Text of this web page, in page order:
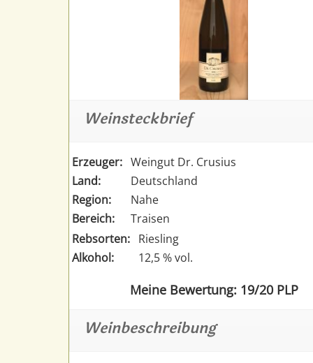
Weinsteckbrief
Erzeuger: Weingut Dr. Crusius
Land:
Deutschland
Region:
Nahe
Bereich:
Traisen
Rebsorten: Riesling
Alkohol:
12,5 % vol.
Meine Bewertung: 19/20 PLP
Weinbeschreibung